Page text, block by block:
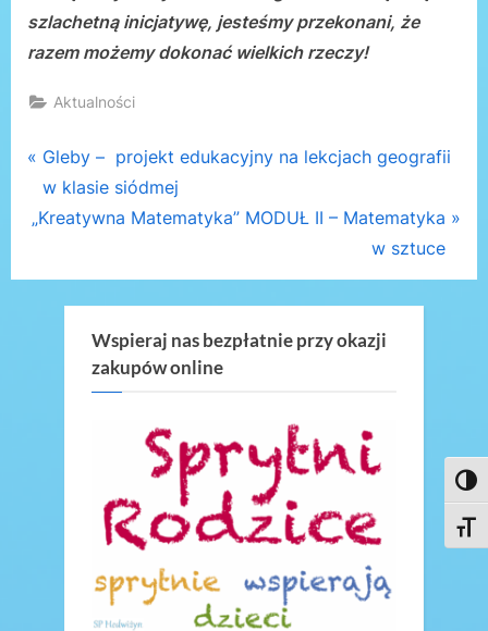
szlachetną inicjatywę, jesteśmy przekonani, że
razem możemy dokonać wielkich rzeczy!
Aktualności
Nawigacja
wpisu
P
r
e
i
Gleby – projekt edukacyjny na lekcjach geografii
w klasie siódmej
N
x
„Kreatywna Matematyka” MODUŁ II – Matematyka
w sztuce
Wspieraj nas bezpłatnie przy okazji
zakupów online